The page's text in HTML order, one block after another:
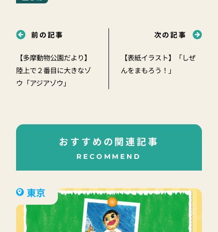
前の記事
【多摩動物公園だより】
陸上で２番目に大きなゾ
ウ「アジアゾウ」
次の記事
【表紙イラスト】「しぜ
んをまもろう！」
おすすめの関連記事
RECOMMEND
東京